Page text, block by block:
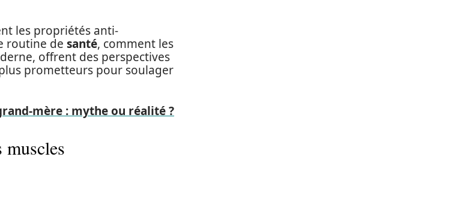
les propriétés anti-
routine de santé, comment les
offrent des perspectives
prometteurs pour soulager
mère : mythe ou réalité ?
muscles